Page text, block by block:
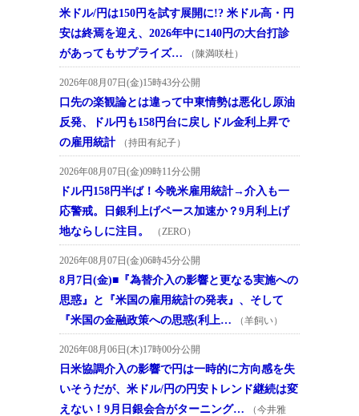
米ドル/円は150円を試す展開に!? 米ドル高・円
安は終焉を迎え、2026年中に140円の大台打診
があってもサプライズ…
（陳満咲杜）
2026年08月07日(金)15時43分公開
口先の楽観論とは違って中東情勢は悪化し原油
反発、ドル円も158円台に戻しドル金利上昇で
の雇用統計
（持田有紀子）
2026年08月07日(金)09時11分公開
ドル円158円半ば！今晩米雇用統計→介入も一
応警戒。日銀利上げペース加速か？9月利上げ
地ならしに注目。
（ZERO）
2026年08月07日(金)06時45分公開
8月7日(金)■『為替介入の影響と更なる実施への
思惑』と『米国の雇用統計の発表』、そして
『米国の金融政策への思惑(利上…
（羊飼い）
2026年08月06日(木)17時00分公開
日米協調介入の影響で円は一時的に方向感を失
いそうだが、米ドル/円の円安トレンド継続は変
えない！9月日銀会合がターニング…
（今井雅